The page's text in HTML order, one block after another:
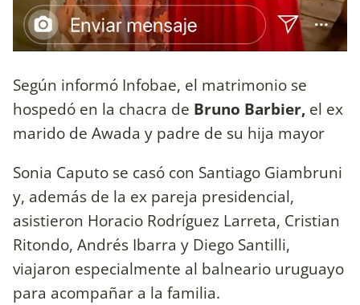
Según informó Infobae, el matrimonio se
hospedó en la chacra de Bruno Barbier, el ex
marido de Awada y padre de su hija mayor
Sonia Caputo se casó con Santiago Giambruni
y, además de la ex pareja presidencial,
asistieron Horacio Rodríguez Larreta, Cristian
Ritondo, Andrés Ibarra y Diego Santilli,
viajaron especialmente al balneario uruguayo
para acompañar a la familia.